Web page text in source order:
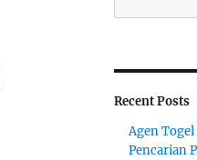
Recent Posts
Agen
Pencarian